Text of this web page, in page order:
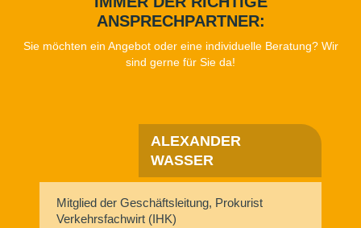
ANSPRECHPARTNER:
Sie möchten ein Angebot oder eine individuelle Beratung? Wir
sind gerne für Sie da!
ALEXANDER
WASSER
Mitglied der Geschäftsleitung, Prokurist
Verkehrsfachwirt (IHK)